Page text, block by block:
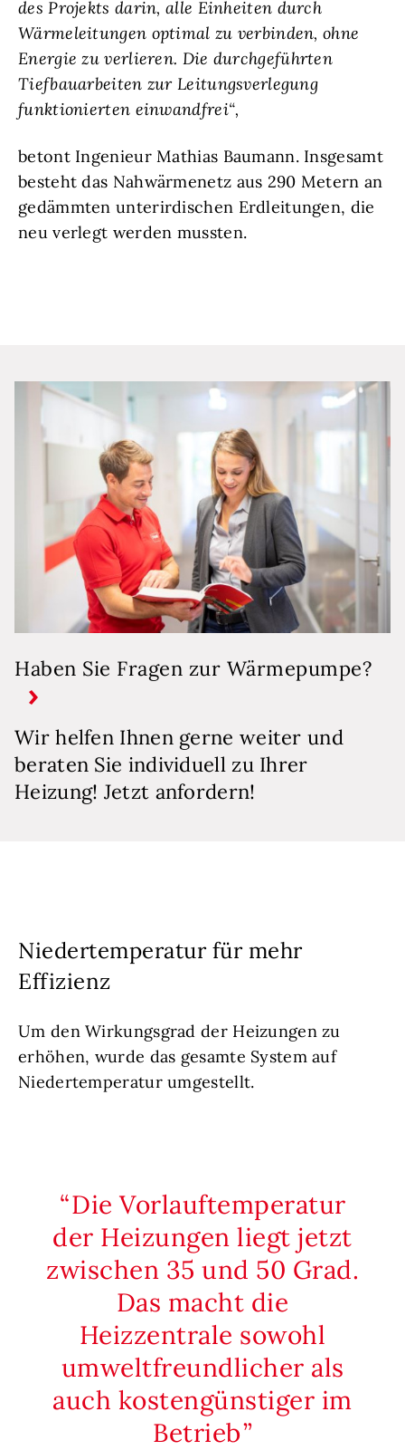
des Projekts darin, alle Einheiten durch
Wärmeleitungen optimal zu verbinden, ohne
Energie zu verlieren. Die durchgeführten
Tiefbauarbeiten zur Leitungsverlegung
funktionierten einwandfrei“,
betont Ingenieur Mathias Baumann. Insgesamt
besteht das Nahwärmenetz aus 290 Metern an
gedämmten unterirdischen Erdleitungen, die
neu verlegt werden mussten.
Haben Sie Fragen zur Wärmepumpe?
Wir helfen Ihnen gerne weiter und
beraten Sie individuell zu Ihrer
Heizung! Jetzt anfordern!
Niedertemperatur für mehr
Effizienz
Um den Wirkungsgrad der Heizungen zu
erhöhen, wurde das gesamte System auf
Niedertemperatur umgestellt.
Die Vorlauftemperatur
der Heizungen liegt jetzt
zwischen 35 und 50 Grad.
Das macht die
Heizzentrale sowohl
umweltfreundlicher als
auch kostengünstiger im
Betrieb